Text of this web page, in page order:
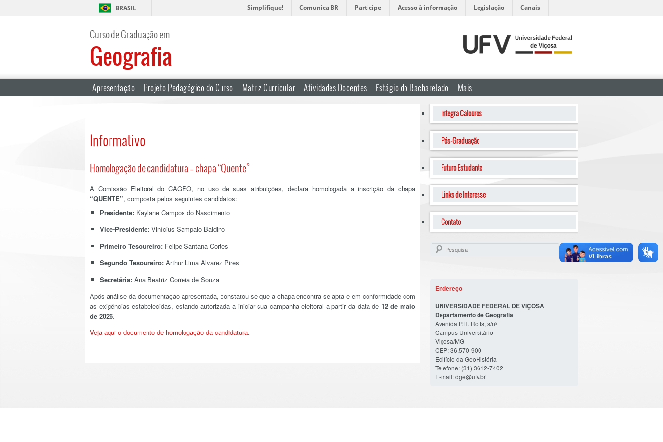
BRASIL Simplifique! Comunica BR Participe Acesso à informação Legislação Canais
Curso de Graduação em
Geografia
Apresentação Projeto Pedagógico do Curso Matriz Curricular Atividades Docentes Estágio do Bacharelado Mais
Informativo
Homologação de candidatura – chapa “Quente”
A Comissão Eleitoral do CAGEO, no uso de suas atribuições, declara homologada a inscrição da chapa
“QUENTE”, composta pelos seguintes candidatos:
Presidente: Kaylane Campos do Nascimento
Vice-Presidente: Vinícius Sampaio Baldino
Primeiro Tesoureiro: Felipe Santana Cortes
Segundo Tesoureiro: Arthur Lima Alvarez Pires
Secretária: Ana Beatriz Correia de Souza
Após análise da documentação apresentada, constatou-se que a chapa encontra-se apta e em conformidade com
as exigências estabelecidas, estando autorizada a iniciar sua campanha eleitoral a partir da data de 12 de maio
de 2026.
Veja aqui o documento de homologação da candidatura.
Integra Calouros
Pós-Graduação
Futuro Estudante
Links de Interesse
Contato
Endereço
UNIVERSIDADE FEDERAL DE VIÇOSA
Departamento de Geografia
Avenida P.H. Rolfs, s/nº
Campus Universitário
Viçosa/MG
CEP: 36.570-900
Edifício da GeoHistória
Telefone: (31) 3612-7402
E-mail: dge@ufv.br